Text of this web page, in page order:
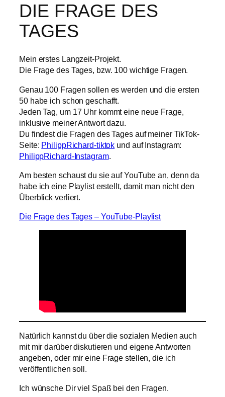
DIE FRAGE DES
TAGES
Mein erstes Langzeit-Projekt.
Die Frage des Tages, bzw. 100 wichtige Fragen.
Genau 100 Fragen sollen es werden und die ersten
50 habe ich schon geschafft.
Jeden Tag, um 17 Uhr kommt eine neue Frage,
inklusive meiner Antwort dazu.
Du findest die Fragen des Tages auf meiner TikTok-
Seite: PhilippRichard-tiktok und auf Instagram:
PhilippRichard-Instagram.
Am besten schaust du sie auf YouTube an, denn da
habe ich eine Playlist erstellt, damit man nicht den
Überblick verliert.
Die Frage des Tages – YouTube-Playlist
Natürlich kannst du über die sozialen Medien auch
mit mir darüber diskutieren und eigene Antworten
angeben, oder mir eine Frage stellen, die ich
veröffentlichen soll.
Ich wünsche Dir viel Spaß bei den Fragen.